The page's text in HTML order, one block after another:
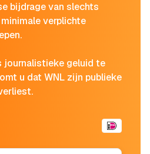
bijdrage van slechts
verplichte
journalistieke geluid te
u dat WNL zijn publieke